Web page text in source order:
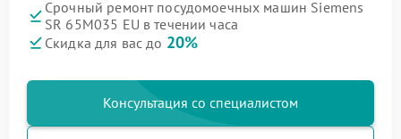
Срочный ремонт посудомоечных машин Siemens
SR 65M035 EU в течении часа
Скидка для вас до 20%
Консультация со специалистом